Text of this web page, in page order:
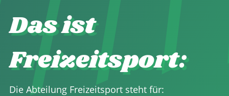
Das ist
Freizeitsport:
Die Abteilung Freizeitsport steht für: